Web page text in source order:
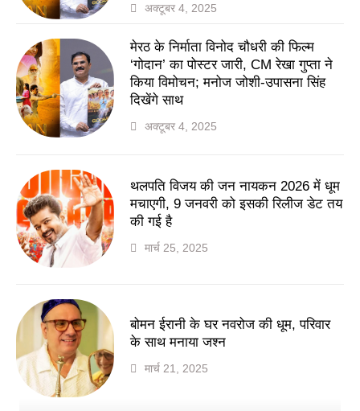
अक्टूबर 4, 2025
मेरठ के निर्माता विनोद चौधरी की फिल्म
‘गोदान’ का पोस्टर जारी, CM रेखा गुप्ता ने
किया विमोचन; मनोज जोशी-उपासना सिंह
दिखेंगे साथ
अक्टूबर 4, 2025
थलपति विजय की जन नायकन 2026 में धूम
मचाएगी, 9 जनवरी को इसकी रिलीज डेट तय
की गई है
मार्च 25, 2025
बोमन ईरानी के घर नवरोज की धूम, परिवार
के साथ मनाया जश्न
मार्च 21, 2025